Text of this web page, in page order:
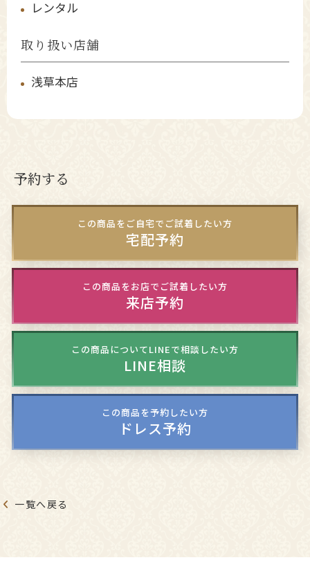
レンタル
取り扱い店舗
浅草本店
予約する
この商品をご自宅でご試着したい方
宅配予約
この商品をお店でご試着したい方
来店予約
この商品についてLINEで相談したい方
LINE相談
この商品を予約したい方
ドレス予約
一覧へ戻る